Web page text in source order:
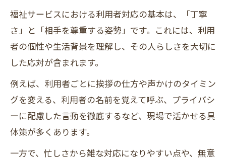
福祉サービスにおける利用者対応の基本は、「丁寧
さ」と「相手を尊重する姿勢」です。これには、利用
者の個性や生活背景を理解し、その人らしさを大切に
した応対が含まれます。
例えば、利用者ごとに挨拶の仕方や声かけのタイミン
グを変える、利用者の名前を覚えて呼ぶ、プライバシ
ーに配慮した言動を徹底するなど、現場で活かせる具
体策が多くあります。
一方で、忙しさから雑な対応になりやすい点や、無意